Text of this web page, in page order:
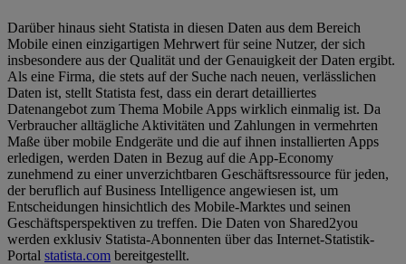
Darüber hinaus sieht Statista in diesen Daten aus dem Bereich
Mobile einen einzigartigen Mehrwert für seine Nutzer, der sich
insbesondere aus der Qualität und der Genauigkeit der Daten ergibt.
Als eine Firma, die stets auf der Suche nach neuen, verlässlichen
Daten ist, stellt Statista fest, dass ein derart detailliertes
Datenangebot zum Thema Mobile Apps wirklich einmalig ist. Da
Verbraucher alltägliche Aktivitäten und Zahlungen in vermehrten
Maße über mobile Endgeräte und die auf ihnen installierten Apps
erledigen, werden Daten in Bezug auf die App-Economy
zunehmend zu einer unverzichtbaren Geschäftsressource für jeden,
der beruflich auf Business Intelligence angewiesen ist, um
Entscheidungen hinsichtlich des Mobile-Marktes und seinen
Geschäftsperspektiven zu treffen. Die Daten von Shared2you
werden exklusiv Statista-Abonnenten über das Internet-Statistik-
Portal statista.com bereitgestellt.